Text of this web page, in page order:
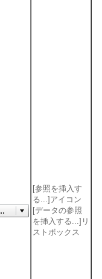
[参照を挿入す
る...]アイコン
[データの参照
を挿入する...]リ
ストボックス